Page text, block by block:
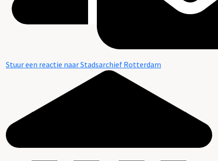
Stuur een reactie naar Stadsarchief Rotterdam